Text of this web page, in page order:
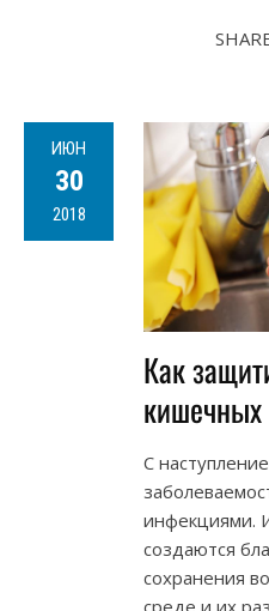
ИЮН
30
2018
Как
С
инфекциями.
создаются
сохранения
среде и их